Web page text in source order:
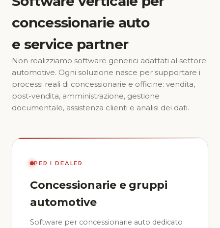
concessionarie auto
e service partner
Non realizziamo software generici adattati al settore
automotive. Ogni soluzione nasce per supportare i
processi reali di concessionarie e officine: vendita,
post-vendita, amministrazione, gestione
documentale, assistenza clienti e analisi dei dati.
PER I DEALER
Concessionarie e gruppi
automotive
Software per concessionarie auto dedicato